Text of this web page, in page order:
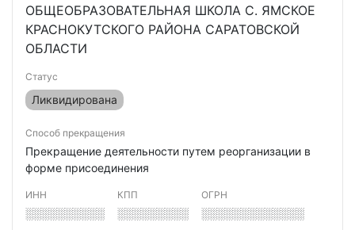
ОБЩЕОБРАЗОВАТЕЛЬНАЯ ШКОЛА С. ЯМСКОЕ
КРАСНОКУТСКОГО РАЙОНА САРАТОВСКОЙ
ОБЛАСТИ
Статус
Ликвидирована
Способ прекращения
Прекращение деятельности путем реорганизации в
форме присоединения
ИНН
░░░░░░░░░░
КПП
░░░░░░░░░
ОГРН
░░░░░░░░░░░░░